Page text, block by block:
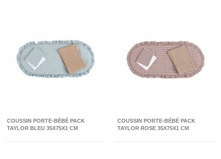
COUSSIN PORTE-BÉBÉ PACK
TAYLOR BLEU 35X75X1 CM
COUSSIN PORTE-BÉBÉ PACK
TAYLOR ROSE 35X75X1 CM